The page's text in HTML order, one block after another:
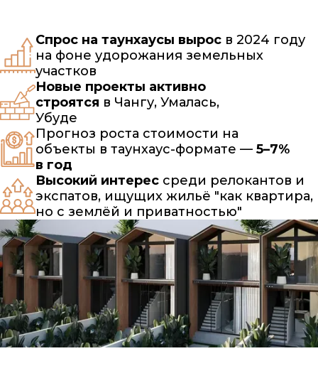
Спрос на таунхаусы вырос в 2024 году
на фоне удорожания земельных
участков
Новые проекты активно
строятся в Чангу, Умалась,
Убуде
Прогноз роста стоимости на
объекты в таунхаус-формате — 5–7%
в год
Высокий интерес среди релокантов и
экспатов, ищущих жильё "как квартира,
но с землёй и приватностью"